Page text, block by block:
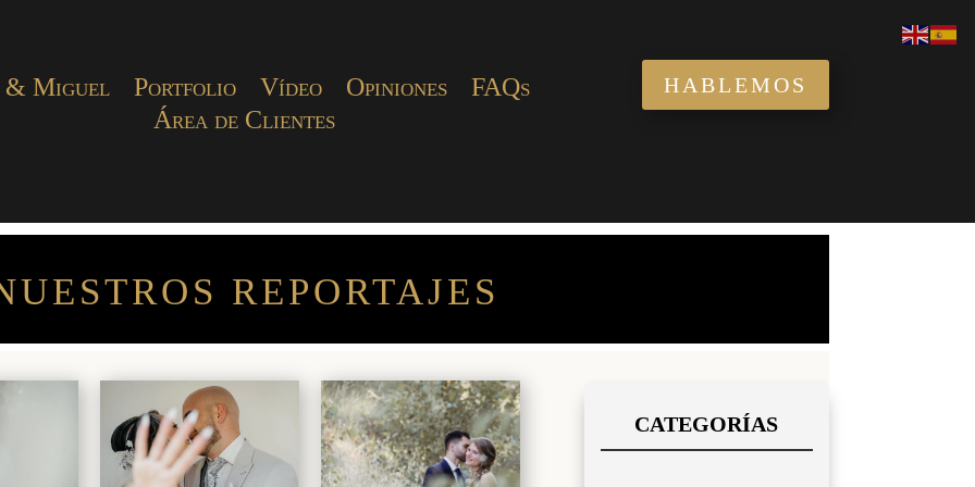
& Miguel Portfolio Vídeo Opiniones
FAQs
Área de Clientes
HABLEMOS
REPORTAJES